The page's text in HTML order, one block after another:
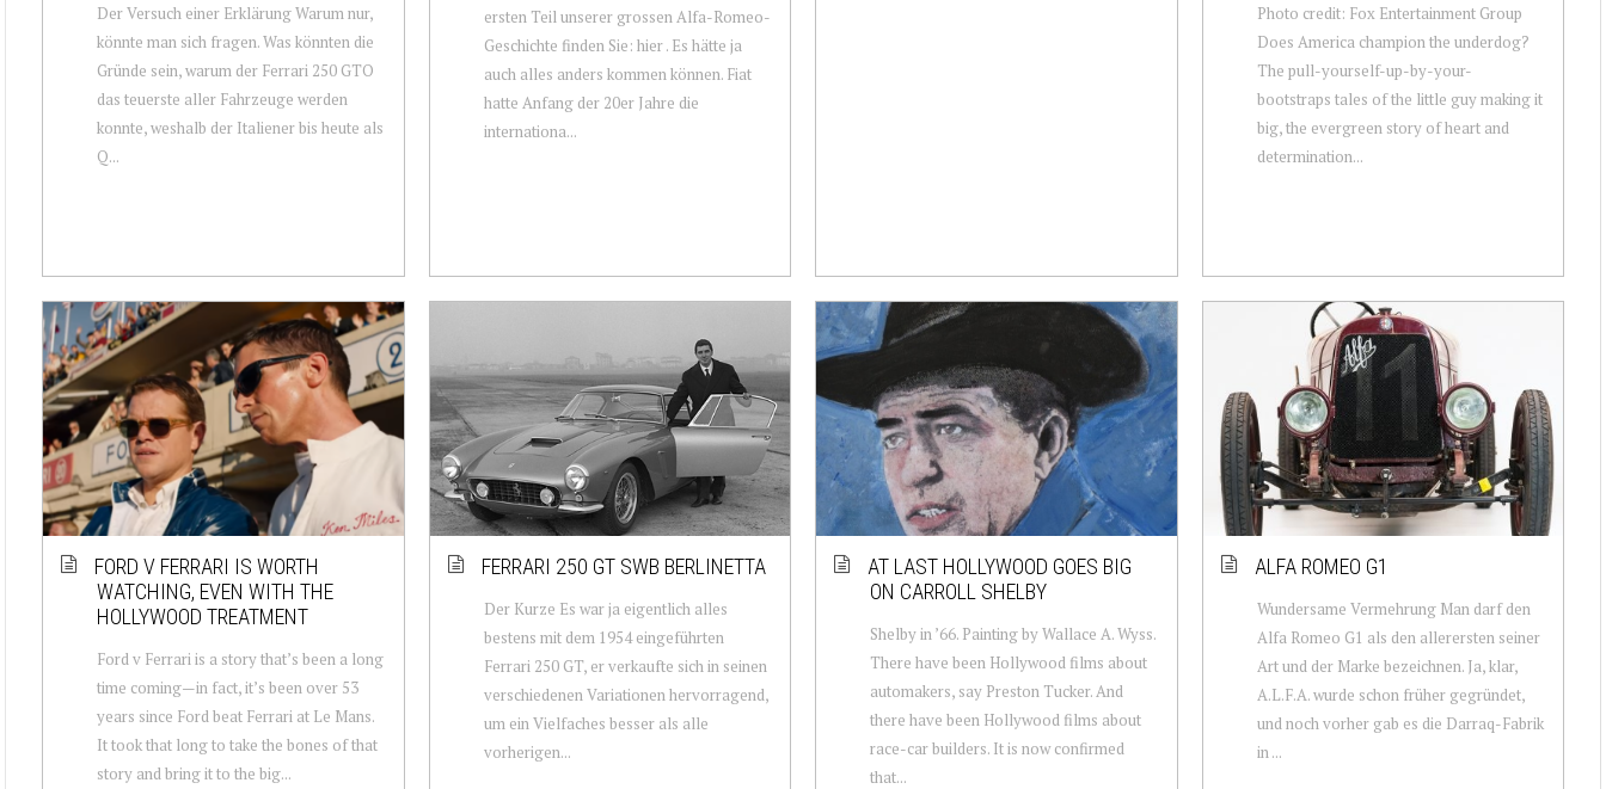
Der Versuch einer Erklärung Warum nur,
könnte man sich fragen. Was könnten die
Gründe sein, warum der Ferrari 250 GTO
das teuerste aller Fahrzeuge werden
konnte, weshalb der Italiener bis heute als
Q...
ersten Teil unserer grossen Alfa-Romeo-
Geschichte finden Sie: hier . Es hätte ja
auch alles anders kommen können. Fiat
hatte Anfang der 20er Jahre die
internationa...
Photo credit: Fox Entertainment Group
Does America champion the underdog?
The pull-yourself-up-by-your-
bootstraps tales of the little guy making it
big, the evergreen story of heart and
determination...
FORD V FERRARI IS WORTH
WATCHING, EVEN WITH THE
HOLLYWOOD TREATMENT
Ford v Ferrari is a story that’s been a long
time coming—in fact, it’s been over 53
years since Ford beat Ferrari at Le Mans.
It took that long to take the bones of that
story and bring it to the big...
FERRARI 250 GT SWB BERLINETTA
Der Kurze Es war ja eigentlich alles
bestens mit dem 1954 eingeführten
Ferrari 250 GT, er verkaufte sich in seinen
verschiedenen Variationen hervorragend,
um ein Vielfaches besser als alle
vorherigen...
AT LAST HOLLYWOOD GOES BIG
ON CARROLL SHELBY
Shelby in ’66. Painting by Wallace A. Wyss.
There have been Hollywood films about
automakers, say Preston Tucker. And
there have been Hollywood films about
race-car builders. It is now confirmed
that...
ALFA ROMEO G1
Wundersame Vermehrung Man darf den
Alfa Romeo G1 als den allerersten seiner
Art und der Marke bezeichnen. Ja, klar,
A.L.F.A. wurde schon früher gegründet,
und noch vorher gab es die Darraq-Fabrik
in ...